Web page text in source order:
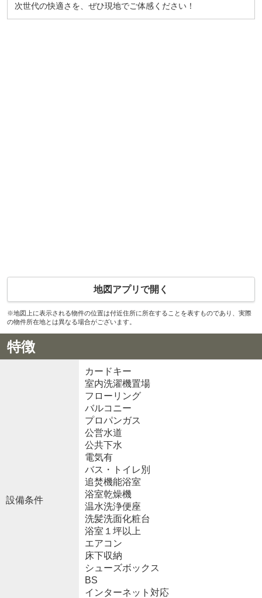
次世代の快適さを、ぜひ現地でご体感ください！
地図アプリで開く
※地図上に表示される物件の位置は付近住所に所在することを表すものであり、実際
の物件所在地とは異なる場合がございます。
特徴
設備条件
カードキー
室内洗濯機置場
フローリング
バルコニー
プロパンガス
公営水道
公共下水
電気有
バス・トイレ別
追焚機能浴室
浴室乾燥機
温水洗浄便座
洗髪洗面化粧台
浴室１坪以上
エアコン
床下収納
シューズボックス
BS
インターネット対応